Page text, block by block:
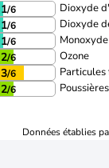
1/6 Dioxyde
1/6 Dioxyde
1/6
2/6 Ozone
3/6 Particules
2/6 Poussières
Données établies